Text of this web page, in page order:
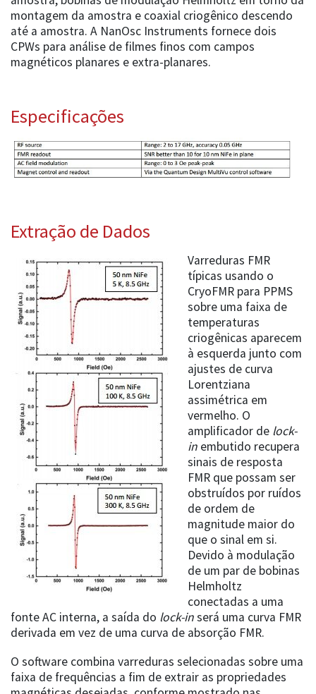
montagem da amostra e coaxial criogênico descendo
até a amostra. A NanOsc Instruments fornece dois
CPWs para análise de filmes finos com campos
magnéticos planares e extra-planares.
Especificações
Extração de Dados
Varreduras FMR
típicas usando o
CryoFMR para PPMS
sobre uma faixa de
temperaturas
criogênicas aparecem
à esquerda junto com
ajustes de curva
Lorentziana
assimétrica em
vermelho. O
amplificador de lock-
in embutido recupera
sinais de resposta
FMR que possam ser
obstruídos por ruídos
de ordem de
magnitude maior do
que o sinal em si.
Devido à modulação
de um par de bobinas
Helmholtz
conectadas a uma
fonte AC interna, a saída do lock-inserá uma curva FMR
derivada em vez de uma curva de absorção FMR.
O software combina varreduras selecionadas sobre uma
faixa de frequências a fim de extrair as propriedades